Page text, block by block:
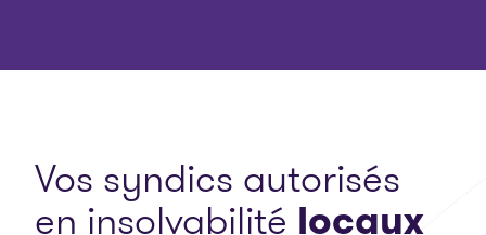
Vos syndics autorisés
en insolvabilité locaux